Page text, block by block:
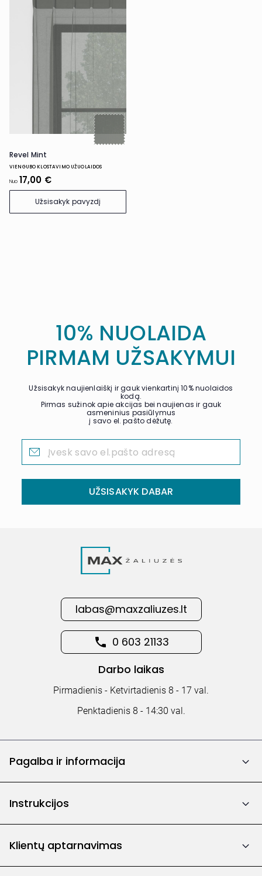
Revel Mint
VIENGUBO KLOSTAVIMO UŽUOLAIDOS
Nuo 17,00 €
Užsisakyk pavyzdį
10% NUOLAIDA
PIRMAM UŽSAKYMUI
Užsisakyk naujienlaiškį ir gauk vienkartinį 10% nuolaidos
kodą.
Pirmas sužinok apie akcijas bei naujienas ir gauk
asmeninius pasiūlymus
į savo el. pašto dėžutę.
UŽSISAKYK DABAR
labas@maxzaliuzes.lt
0 603 21133
Darbo laikas
Pirmadienis - Ketvirtadienis 8 - 17 val.
Penktadienis 8 - 14:30 val.
Pagalba ir informacija
Instrukcijos
Klientų aptarnavimas